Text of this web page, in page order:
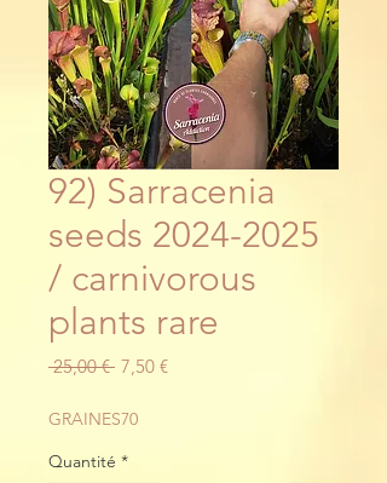
92) Sarracenia
seeds 2024-2025
/ carnivorous
plants rare
25,00 € Prix
7,50 €Prix
GRAINES70
Quantité *